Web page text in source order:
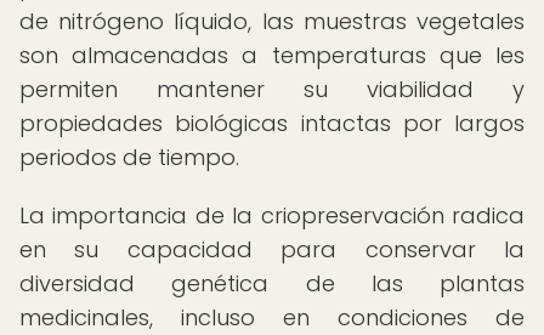
de nitrógeno líquido, las muestras vegetales
son almacenadas a temperaturas que les
permiten mantener su viabilidad y
propiedades biológicas intactas por largos
periodos de tiempo.
La importancia de la criopreservación radica
en su capacidad para conservar la
diversidad genética de las plantas
medicinales, incluso en condiciones de